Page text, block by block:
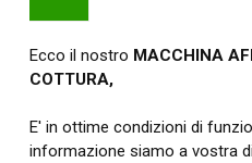
Ecco il nostro MACCHINA
COTTURA,
E' in ottime condizioni di
informazione siamo a vostra